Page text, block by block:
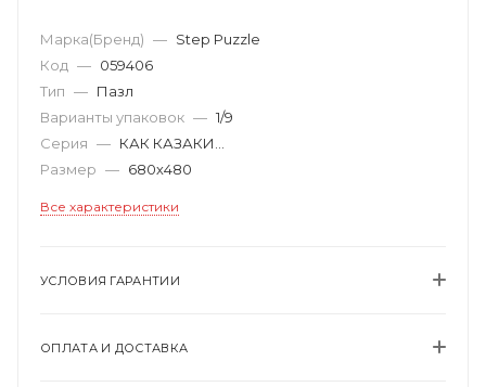
Марка(Бренд) — Step Puzzle
Код — 059406
Тип — Пазл
Варианты упаковок — 1/9
Серия — КАК КАЗАКИ...
Размер — 680х480
Все характеристики
УСЛОВИЯ ГАРАНТИИ
ОПЛАТА И ДОСТАВКА